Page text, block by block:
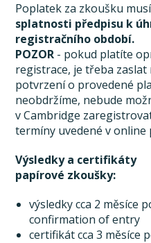
Poplatek za zkoušku
splatnosti předpisu k
registračního období.
POZOR - pokud platíte
registrace, je třeba
potvrzení o provedené
neobdržíme, nebude
v Cambridge
termíny uvedené v online
Výsledky a certifikáty
papírové zkoušky:
výsledky cca 2 měsíce
confirmation of entry
certifikát cca 3 měsíce